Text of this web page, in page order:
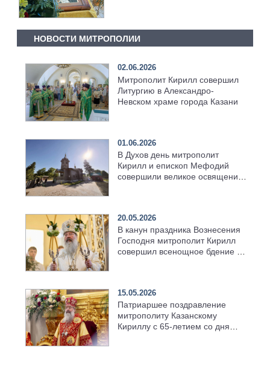
НОВОСТИ МИТРОПОЛИИ
02.06.2026
Митрополит Кирилл совершил
Литургию в Александро-
Невском храме города Казани
01.06.2026
В Духов день митрополит
Кирилл и епископ Мефодий
совершили великое освящение
20.05.2026
В канун праздника Вознесения
Господня митрополит Кирилл
совершил всенощное бдение в
15.05.2026
Патриаршее поздравление
митрополиту Казанскому
Кириллу с 65-летием со дня